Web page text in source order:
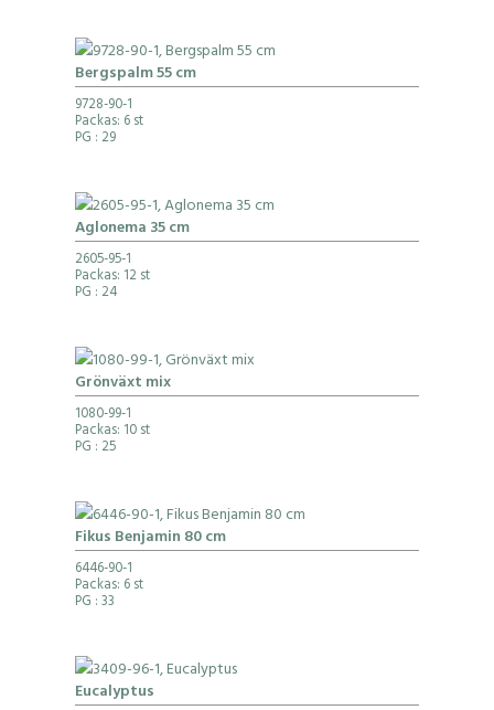
Bergspalm 55 cm
9728-90-1
Packas: 6 st
PG : 29
Aglonema 35 cm
2605-95-1
Packas: 12 st
PG : 24
Grönväxt mix
1080-99-1
Packas: 10 st
PG : 25
Fikus Benjamin 80 cm
6446-90-1
Packas: 6 st
PG : 33
Eucalyptus